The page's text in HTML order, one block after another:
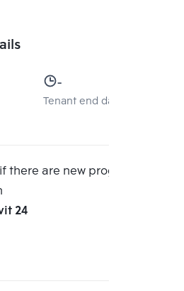
-
Tenant end date
there are new program
24